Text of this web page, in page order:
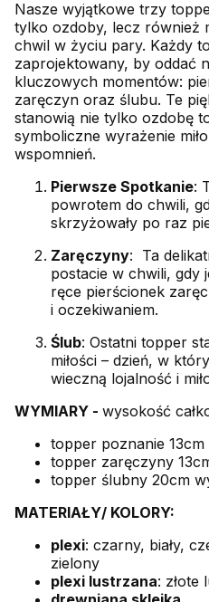
Nasze wyjątkowe trzy
tylko ozdoby, lecz również
chwil w życiu pary. Każdy
zaprojektowany, by oddać
kluczowych momentów:
zaręczyn oraz ślubu. Te
stanowią nie tylko ozdobę
symboliczne wyrażenie
wspomnień.
Pierwsze Spotkanie:
powrotem do chwili,
skrzyżowały po raz
Zaręczyny: Ta
postacie w chwili, gdy
ręce pierścionek
i oczekiwaniem.
Ślub: Ostatni topper
miłości – dzień, w
wieczną lojalność i
WYMIARY - wysokość
topper poznanie
topper zaręczyny
topper ślubny 20cm
MATERIAŁY/ KOLORY:
plexi: czarny, biały,
zielony
plexi lustrzana: złote